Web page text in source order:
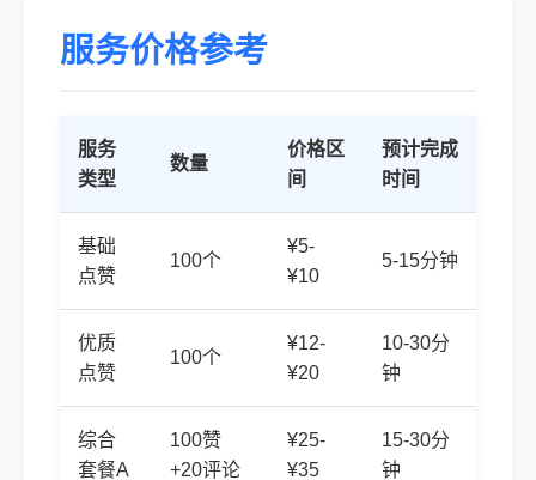
服务价格参考
服务
类型
数量
价格区
间
预计完成
时间
基础
点赞
100个
¥5-
¥10
5-15分钟
优质
点赞
100个
¥12-
¥20
10-30分
钟
综合
套餐A
100赞
+20评论
¥25-
¥35
15-30分
钟